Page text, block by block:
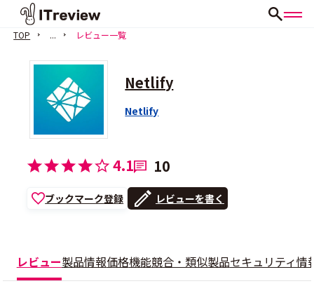
TOP ... レビュー一覧
Netlify
Netlify
4.1 10
ブックマーク登録 レビューを書く
レビュー製品情報価格機能競合・類似製品セキュリティ情